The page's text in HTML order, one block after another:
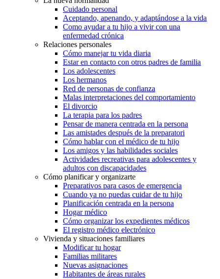
Cuidado personal
Aceptando, apenando, y adaptándose a la vida
Como ayudar a tu hijo a vivir con una
enfermedad crónica
Relaciones personales
Cómo manejar tu vida diaria
Estar en contacto con otros padres de familia
Los adolescentes
Los hermanos
Red de personas de confianza
Malas interpretaciones del comportamiento
El divorcio
La terapia para los padres
Pensar de manera centrada en la persona
Las amistades después de la preparatori
Cómo hablar con el médico de tu hijo
Los amigos y las habilidades sociales
Actividades recreativas para adolescentes y
adultos con discapacidades
Cómo planificar y organizarte
Preparativos para casos de emergencia
Cuando ya no puedas cuidar de tu hijo
Planificación centrada en la persona
Hogar médico
Cómo organizar los expedientes médicos
El registro médico electrónico
Vivienda y situaciones familiares
Modificar tu hogar
Familias militares
Nuevas asignaciones
Habitantes de áreas rurales